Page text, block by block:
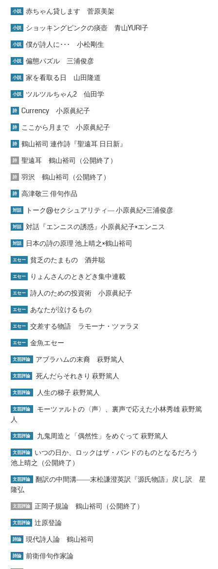
小説 赤ちゃん貸します 菅原美架
小説 ショッキングピンクの痰壺 青山YURI子
小説 僕が詩人に･･･ 小松剛生
小説 偏態パズル 三浦俊彦
小説 家を看取る日 山田隆道
小説 ツルツルちゃん2 仙田学
詩 Currency 小原眞紀子
詩 ここから月まで 小原眞紀子
詩 鶴山裕司 連作詩『聖遠耳 日日新』
詩 聖遠耳 鶴山裕司（公開終了）
詩 羽沢 鶴山裕司（公開終了）
詩 高津敬三 俳句作品
対話 トーク@セクシュアリティ― 小原眞紀×三浦俊彦
対話 対話『エンニスの誘惑』小原眞紀子×エンニス
対話 日本の詩の原理 池上晴之×鶴山裕司
エセー 貧乏のたまもの 酒井聡
エセー りょんさんのときどき集中連載
エセー 詩人のための投資術 小原眞紀子
エセー あなたが泣けるもの
エセー 交差する物語 ラモーナ・ツァラヌ
エセー 金魚エセー
文芸評論 アブラハムの末裔 萩野篤人
文芸評論 死んだらそれきり 萩野篤人
文芸評論 人生の梯子 萩野篤人
文芸評論
モーツァルトの〈声〉、裏声で応えた小林秀雄 萩野篤
人
文芸評論 九鬼周造と「偶然性」をめぐって 萩野篤人
文芸評論
いつの日か、ロックはザ・バンドのものとなるだろう
池上晴之（公開終了）
文芸評論
翻訳の中間溝――末松謙澄英訳『源氏物語』戻し訳 星
隆弘
文芸評論 正岡子規論 鶴山裕司（公開終了）
文芸評論 辻原登論
詩論 現代詩人論 鶴山裕司
詩論
前衛俳句作家論